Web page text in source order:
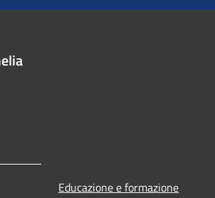
Educazione e formazione